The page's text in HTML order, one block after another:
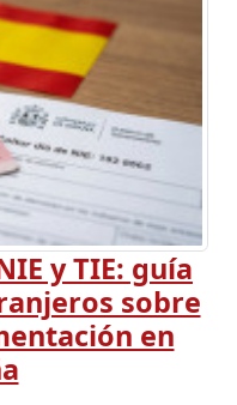
y TIE: guía
sobre
en